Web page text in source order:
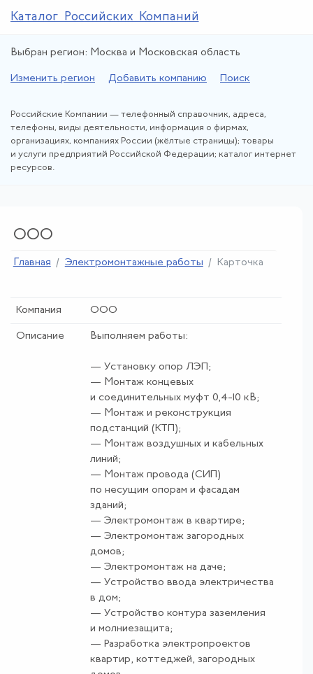
Каталог Российских Компаний
Выбран регион: Москва и Московская область
Изменить регион Добавить компанию Поиск
Российские Компании — телефонный справочник, адреса,
телефоны, виды деятельности, информация о фирмах,
организациях, компаниях России (жёлтые страницы); товары
и услуги предприятий Российской Федерации; каталог интернет
ресурсов.
ООО
Главная Электромонтажные работы Карточка
Компания ООО
Описание Выполняем работы:
— Установку опор ЛЭП;
— Монтаж концевых
и соединительных муфт 0,4-10 кВ;
— Монтаж и реконструкция
подстанций (КТП);
— Монтаж воздушных и кабельных
линий;
— Монтаж провода (СИП)
по несущим опорам и фасадам
зданий;
— Электромонтаж в квартире;
— Электромонтаж загородных
домов;
— Электромонтаж на даче;
— Устройство ввода электричества
в дом;
— Устройство контура заземления
и молниезащита;
— Разработка электропроектов
квартир, коттеджей, загородных